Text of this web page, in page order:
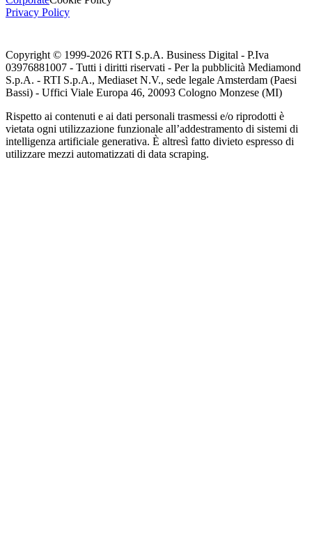
Privacy Policy
Copyright © 1999-2026 RTI S.p.A. Business Digital - P.Iva
03976881007 - Tutti i diritti riservati - Per la pubblicità Mediamond
S.p.A. - RTI S.p.A., Mediaset N.V., sede legale Amsterdam (Paesi
Bassi) - Uffici Viale Europa 46, 20093 Cologno Monzese (MI)
Rispetto ai contenuti e ai dati personali trasmessi e/o riprodotti è
vietata ogni utilizzazione funzionale all’addestramento di sistemi di
intelligenza artificiale generativa. È altresì fatto divieto espresso di
utilizzare mezzi automatizzati di data scraping.